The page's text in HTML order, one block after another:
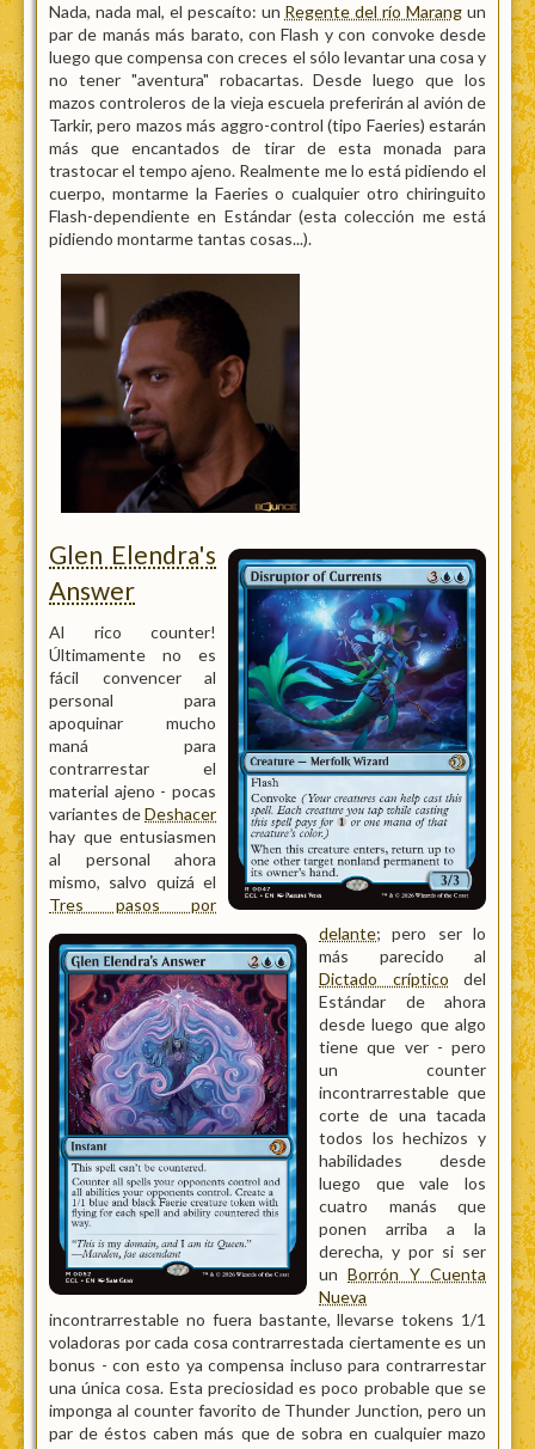
Nada, nada mal, el pescaíto: un Regente del río Marang un
par de manás más barato, con Flash y con convoke desde
luego que compensa con creces el sólo levantar una cosa y
no tener "aventura" robacartas. Desde luego que los
mazos controleros de la vieja escuela preferirán al avión de
Tarkir, pero mazos más aggro-control (tipo Faeries) estarán
más que encantados de tirar de esta monada para
trastocar el tempo ajeno. Realmente me lo está pidiendo el
cuerpo, montarme la Faeries o cualquier otro chiringuito
Flash-dependiente en Estándar (esta colección me está
pidiendo montarme tantas cosas...).
Glen Elendra's
Answer
Al rico counter!
Últimamente no es
fácil convencer al
personal para
apoquinar mucho
maná para
contrarrestar el
material ajeno - pocas
variantes deDeshacer
hay que entusiasmen
al personal ahora
mismo, salvo quizá el
Tres pasos por
delante; pero ser lo
más parecido al
Dictado críptico del
Estándar de ahora
desde luego que algo
tiene que ver - pero
un counter
incontrarrestable que
corte de una tacada
todos los hechizos y
habilidades desde
luego que vale los
cuatro manás que
ponen arriba a la
derecha, y por si ser
unBorrón Y Cuenta
Nueva
incontrarrestable no fuera bastante, llevarse tokens 1/1
voladoras por cada cosa contrarrestada ciertamente es un
bonus - con esto ya compensa incluso para contrarrestar
una única cosa. Esta preciosidad es poco probable que se
imponga al counter favorito de Thunder Junction, pero un
par de éstos caben más que de sobra en cualquier mazo